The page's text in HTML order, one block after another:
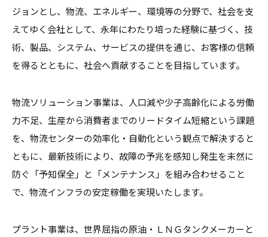
ジョンとし、物流、エネルギー、環境等の分野で、社会を支
えてゆく会社として、永年にわたり培った経験に基づく、技
術、製品、システム、サービスの提供を通じ、お客様の信頼
を得るとともに、社会へ貢献することを目指しています。
物流ソリューション事業は、人口減や少子高齢化による労働
力不足、生産から消費者までのリードタイム短縮という課題
を、物流センターの効率化・自動化という観点で解決すると
ともに、最新技術により、故障の予兆を感知し発生を未然に
防ぐ「予知保全」と「メンテナンス」を組み合わせること
で、物流インフラの安定稼働を実現いたします。
プラント事業は、世界屈指の原油・ＬＮＧタンクメーカーと